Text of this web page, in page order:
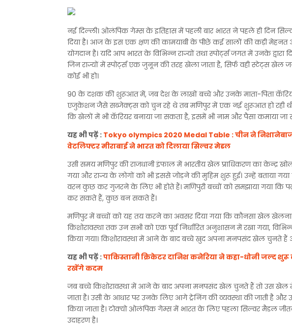
नई दिल्ली। ओलंपिक गेम्स के इतिहास में पहली बार भारत ने पहले ही दिन
दिया है। आज के इस एक क्षण की कामयाबी के पीछे कई सालों की कड़ी मेहनत
योगदान है। यदि आप भारत के विभिन्न राज्यों तथा स्पोर्ट्स जगत में उनके
जिन राज्यों में स्पोर्ट्स एक जुनून की तरह खेला जाता है, सिर्फ वही स्टेट्स
कोई भी हो।
90 के दशक की शुरूआत में, जब देश के लाखों बच्चे और उनके माता-पिता
एजुकेशन जैसे सब्जेक्ट्स को चुन रहे थे तब मणिपुर में एक नई शुरूआत हो रही
कि खेलों में भी कॅरियर बनाया जा सकता है, इसमें भी नाम और पैसा कमाया जा
यह भी पढ़ें : Tokyo olympics 2020 Medal Table : चीन ने
वेटलिफ्टर मीराबाई ने भारत को दिलाया सिल्वर मेडल
उसी समय मणिपुर की राजधानी इंफाल में भारतीय खेल प्राधिकरण का केन्द्र
गया और राज्य के लोगों को भी इससे जोड़ने की मुहिम शुरू हुई। उन्हें बताया
वरन कुछ कर गुजरने के लिए भी होते हैं। मणिपुरी बच्चों को समझाया गया कि
कर सकते हैं, कुछ बन सकते हैं।
मणिपुर में बच्चों को यह तय करने का अवसर दिया गया कि कौनसा खेल
किशोरावस्था तक उन सभी को एक पूर्व निर्धारित अनुशासन में रखा गया,
किया गया। किशोरावस्था में आने के बाद बच्चे खुद अपना मनपसंद खेल चुनते
यह भी पढ़ें :पाकिस्तानी क्रिकेटर दानिश कनेरिया ने कहा-धोनी जल्द
रखेंगे कदम
जब बच्चे किशोरावस्था में आने के बाद अपना मनपसंद खेल चुनते हैं तो उस खेल
जाता है। उसी के आधार पर उनके लिए आगे ट्रेनिंग की व्यवस्था की जाती है और
किया जाता है। टोक्यो ओलंपिक गेम्स में भारत के लिए पहला सिल्वर मैडल जीतने
उदाहरण है।